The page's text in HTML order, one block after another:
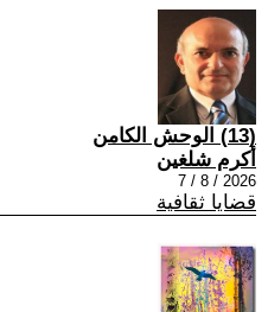
(13) الوحش الكامن
أكرم شلغين
2026 / 8 / 7
قضايا ثقافية